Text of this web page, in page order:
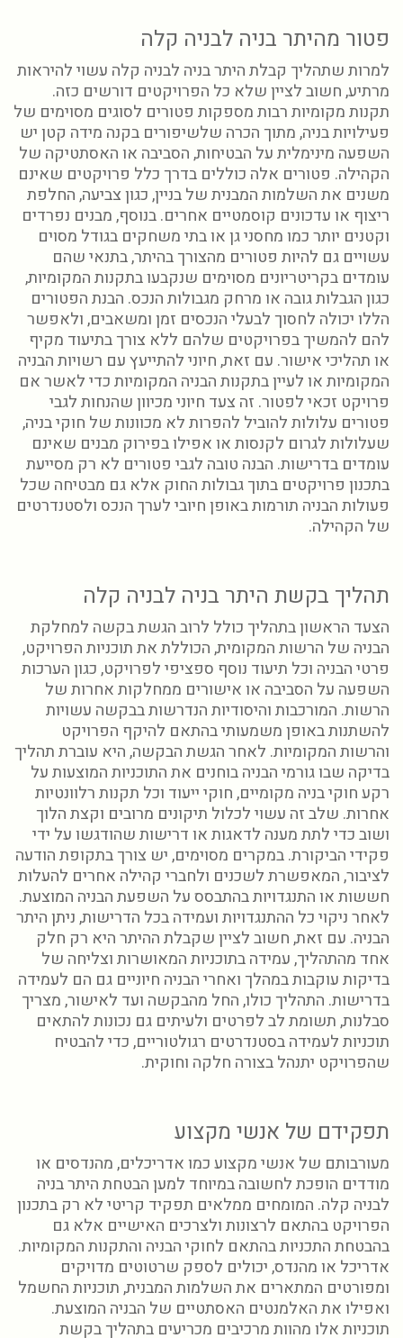
פטור מהיתר בניה לבניה קלה
למרות שתהליך קבלת היתר בניה לבניה קלה עשוי להיראות
מרתיע, חשוב לציין שלא כל הפרויקטים דורשים כזה.
תקנות מקומיות רבות מספקות פטורים לסוגים מסוימים של
פעילויות בניה, מתוך הכרה שלשיפורים בקנה מידה קטן יש
השפעה מינימלית על הבטיחות, הסביבה או האסתטיקה של
הקהילה. פטורים אלה כוללים בדרך כלל פרויקטים שאינם
משנים את השלמות המבנית של בניין, כגון צביעה, החלפת
ריצוף או עדכונים קוסמטיים אחרים. בנוסף, מבנים נפרדים
וקטנים יותר כמו מחסני גן או בתי משחקים בגודל מסוים
עשויים גם להיות פטורים מהצורך בהיתר, בתנאי שהם
עומדים בקריטריונים מסוימים שנקבעו בתקנות המקומיות,
כגון הגבלות גובה או מרחק מגבולות הנכס. הבנת הפטורים
הללו יכולה לחסוך לבעלי הנכסים זמן ומשאבים, ולאפשר
להם להמשיך בפרויקטים שלהם ללא צורך בתיעוד מקיף
או תהליכי אישור. עם זאת, חיוני להתייעץ עם רשויות הבניה
המקומיות או לעיין בתקנות הבניה המקומיות כדי לאשר אם
פרויקט זכאי לפטור. זה צעד חיוני מכיוון שהנחות לגבי
פטורים עלולות להוביל להפרות לא מכוונות של חוקי בניה,
שעלולות לגרום לקנסות או אפילו בפירוק מבנים שאינם
עומדים בדרישות. הבנה טובה לגבי פטורים לא רק מסייעת
בתכנון פרויקטים בתוך גבולות החוק אלא גם מבטיחה שכל
פעולות הבניה תורמות באופן חיובי לערך הנכס ולסטנדרטים
של הקהילה.
תהליך בקשת היתר בניה לבניה קלה
הצעד הראשון בתהליך כולל לרוב הגשת בקשה למחלקת
הבניה של הרשות המקומית, הכוללת את תוכניות הפרויקט,
פרטי הבניה וכל תיעוד נוסף ספציפי לפרויקט, כגון הערכות
השפעה על הסביבה או אישורים ממחלקות אחרות של
הרשות. המורכבות והיסודיות הנדרשות בבקשה עשויות
להשתנות באופן משמעותי בהתאם להיקף הפרויקט
והרשות המקומיות. לאחר הגשת הבקשה, היא עוברת תהליך
בדיקה שבו גורמי הבניה בוחנים את התוכניות המוצעות על
רקע חוקי בניה מקומיים, חוקי ייעוד וכל תקנות רלוונטיות
אחרות. שלב זה עשוי לכלול תיקונים מרובים וקצת הלוך
ושוב כדי לתת מענה לדאגות או דרישות שהודגשו על ידי
פקידי הביקורת. במקרים מסוימים, יש צורך בתקופת הודעה
לציבור, המאפשרת לשכנים ולחברי קהילה אחרים להעלות
חששות או התנגדויות בהתבסס על השפעת הבניה המוצעת.
לאחר ניקוי כל ההתנגדויות ועמידה בכל הדרישות, ניתן היתר
הבניה. עם זאת, חשוב לציין שקבלת ההיתר היא רק חלק
אחד מהתהליך, עמידה בתוכניות המאושרות וצליחה של
בדיקות עוקבות במהלך ואחרי הבניה חיוניים גם הם לעמידה
בדרישות. התהליך כולו, החל מהבקשה ועד לאישור, מצריך
סבלנות, תשומת לב לפרטים ולעיתים גם נכונות להתאים
תוכניות לעמידה בסטנדרטים רגולטוריים, כדי להבטיח
שהפרויקט יתנהל בצורה חלקה וחוקית.
תפקידם של אנשי מקצוע
מעורבותם של אנשי מקצוע כמו אדריכלים, מהנדסים או
מודדים הופכת לחשובה במיוחד למען הבטחת היתר בניה
לבניה קלה. המומחים ממלאים תפקיד קריטי לא רק בתכנון
הפרויקט בהתאם לרצונות ולצרכים האישיים אלא גם
בהבטחת התכניות בהתאם לחוקי הבניה והתקנות המקומיות.
אדריכל או מהנדס, יכולים לספק שרטוטים מדויקים
ומפורטים המתארים את השלמות המבנית, תוכניות החשמל
ואפילו את האלמנטים האסתטיים של הבניה המוצעת.
תוכניות אלו מהוות מרכיבים מכריעים בתהליך בקשת